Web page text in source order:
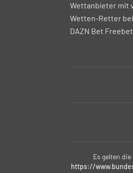
Wettanbieter mit
Wetten-Retter
DAZN Bet Freebet
Es gelten
https://